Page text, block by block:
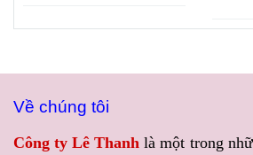
nào cũng đảm bảo giá tốt,
cung cấp can nhựa giá sỉ,
đựng hóa chất, can nhựa
ly
NƯỚC
Địa chỉ đặt áo mưa in logo
giá sỉ rẻ theo yêu cầu
đựng